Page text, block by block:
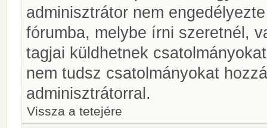
adminisztrátor nem
fórumba, melybe írni szeretnél,
tagjai küldhetnek
nem tudsz csatolmányokat
adminisztrátorral.
Vissza a tetejére